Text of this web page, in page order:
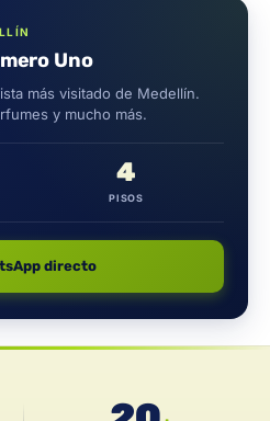
Uno
más visitado de Medellín.
y mucho más.
4
PISOS
directo